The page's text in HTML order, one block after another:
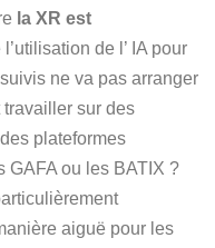
la XR est
de l’ IA pour
ne va pas arranger
travailler sur des
plateformes
GAFA ou les BATIX ?
aiguë pour les